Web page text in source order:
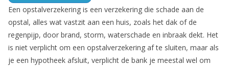
Een opstalverzekering is een verzekering die schade aan de
opstal, alles wat vastzit aan een huis, zoals het dak of de
regenpijp, door brand, storm, waterschade en inbraak dekt. Het
is niet verplicht om een opstalverzekering af te sluiten, maar als
je een hypotheek afsluit, verplicht de bank je meestal wel om